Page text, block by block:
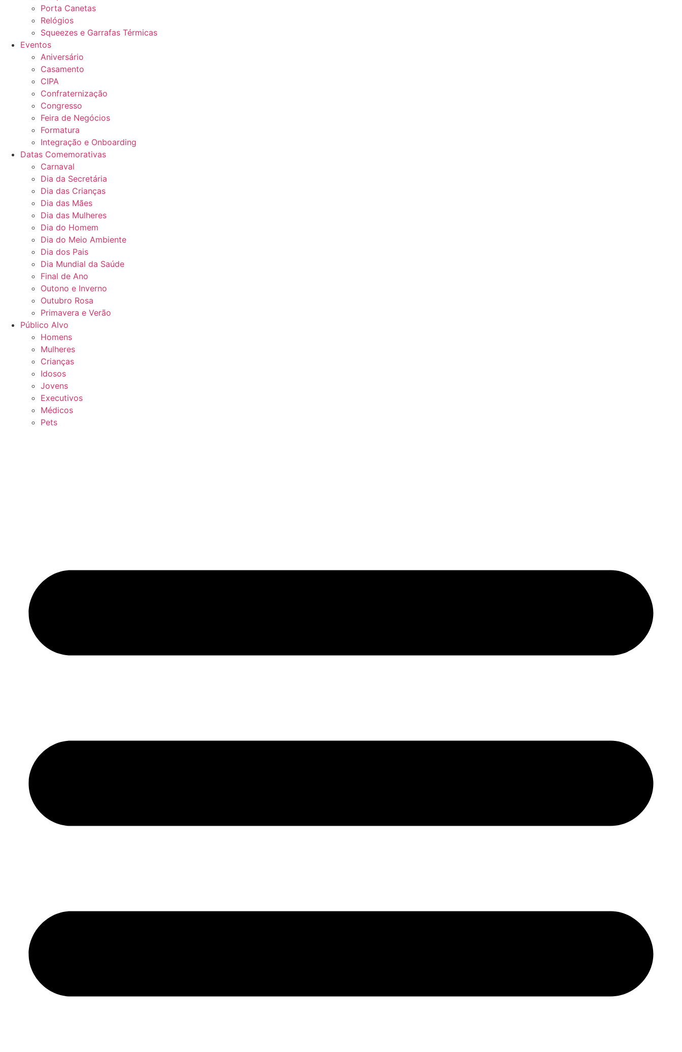
Porta Canetas
Relógios
Squeezes e Garrafas Térmicas
Eventos
Aniversário
Casamento
CIPA
Confraternização
Congresso
Feira de Negócios
Formatura
Integração e Onboarding
Datas Comemorativas
Carnaval
Dia da Secretária
Dia das Crianças
Dia das Mães
Dia das Mulheres
Dia do Homem
Dia do Meio Ambiente
Dia dos Pais
Dia Mundial da Saúde
Final de Ano
Outono e Inverno
Outubro Rosa
Primavera e Verão
Público Alvo
Homens
Mulheres
Crianças
Idosos
Jovens
Executivos
Médicos
Pets